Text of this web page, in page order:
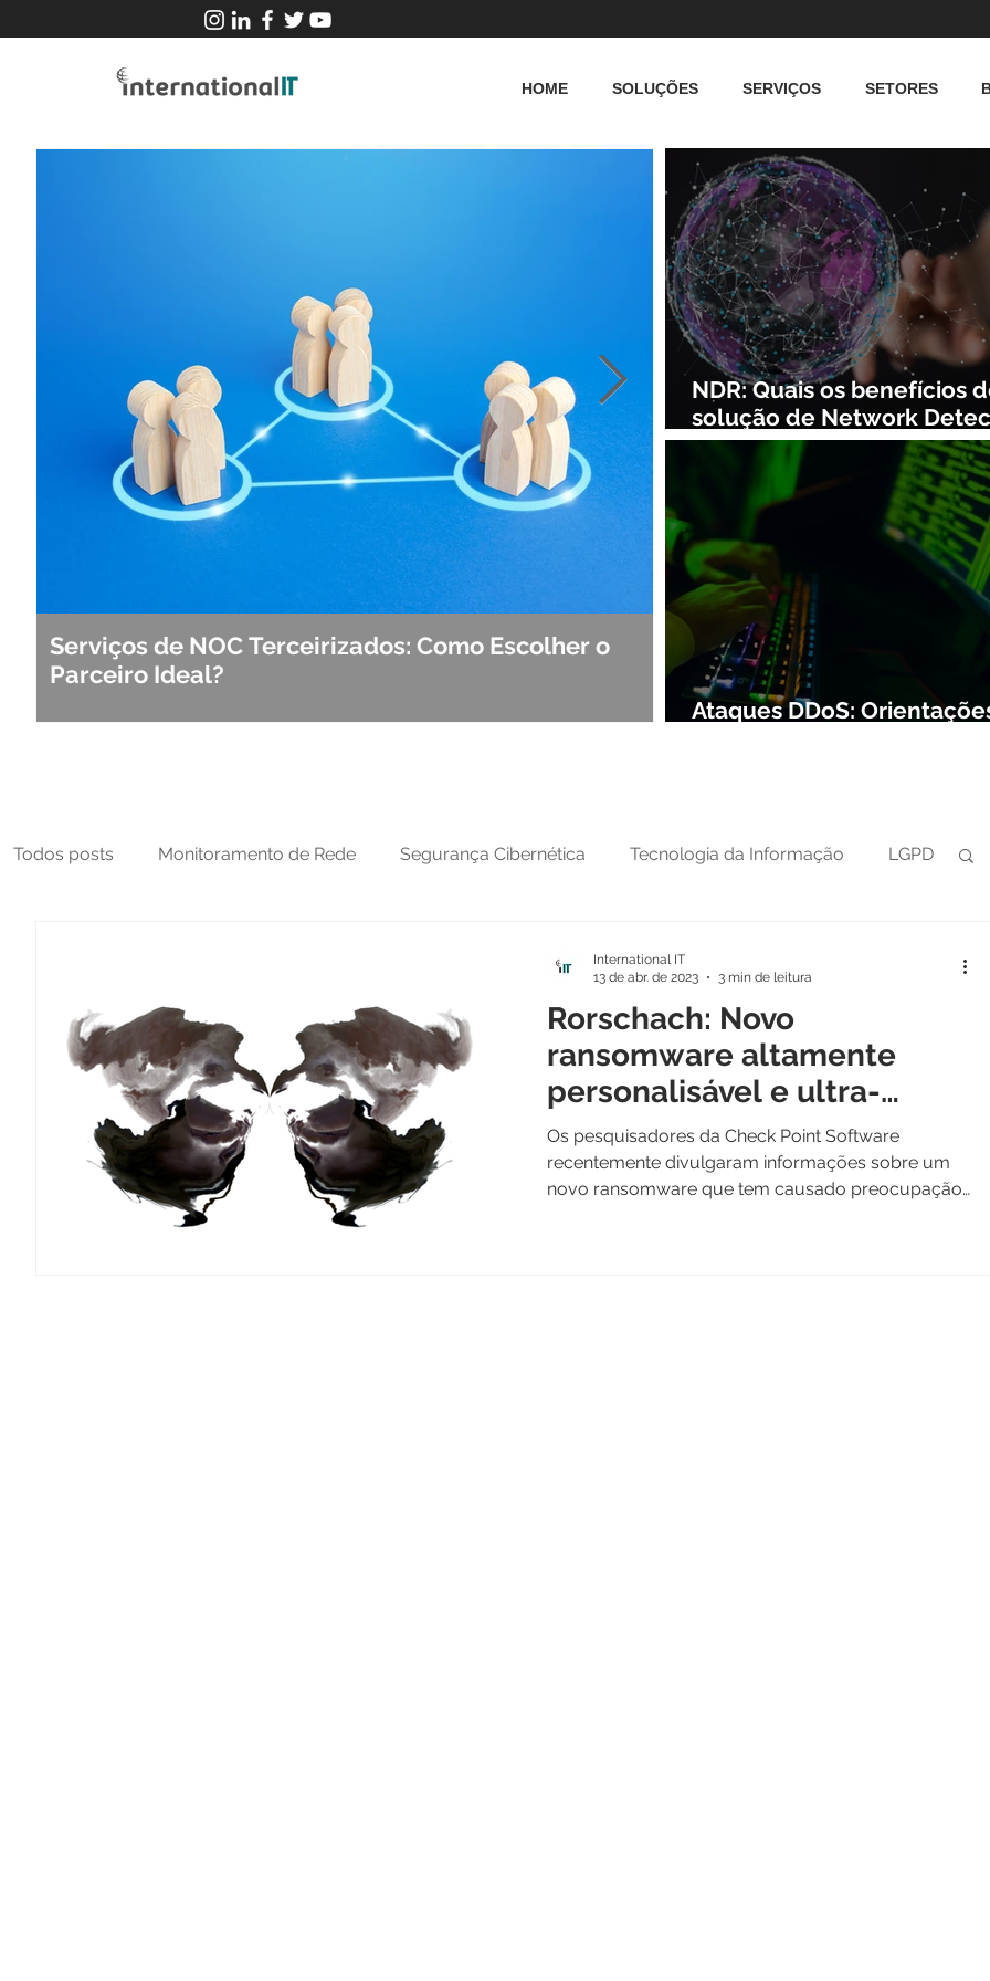
HOME SOLUÇÕES SERVIÇOS SETORES
NDR: Quais os benefícios
solução de Network
and Response?
Ataques DDoS:
Serviços de NOC Terceirizados: Como Escolher o
Parceiro Ideal?
Observabilidade e NOC:
Segurança de Redes
Todos posts Monitoramento de Rede Segurança Cibernética Tecnologia da Informação LGPD
Rorschach: Novo
ransomware altamente
personalisável e ultra-
rápido
Os pesquisadores da Check Point Software
recentemente divulgaram informações sobre um
novo ransomware que tem causado preocupação
International IT
13 de abr. de 2023
3 min de leitura